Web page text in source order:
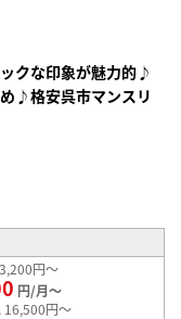
クな印象が魅力的♪
♪格安呉市マンスリ
円～
円/月～
16,500円～